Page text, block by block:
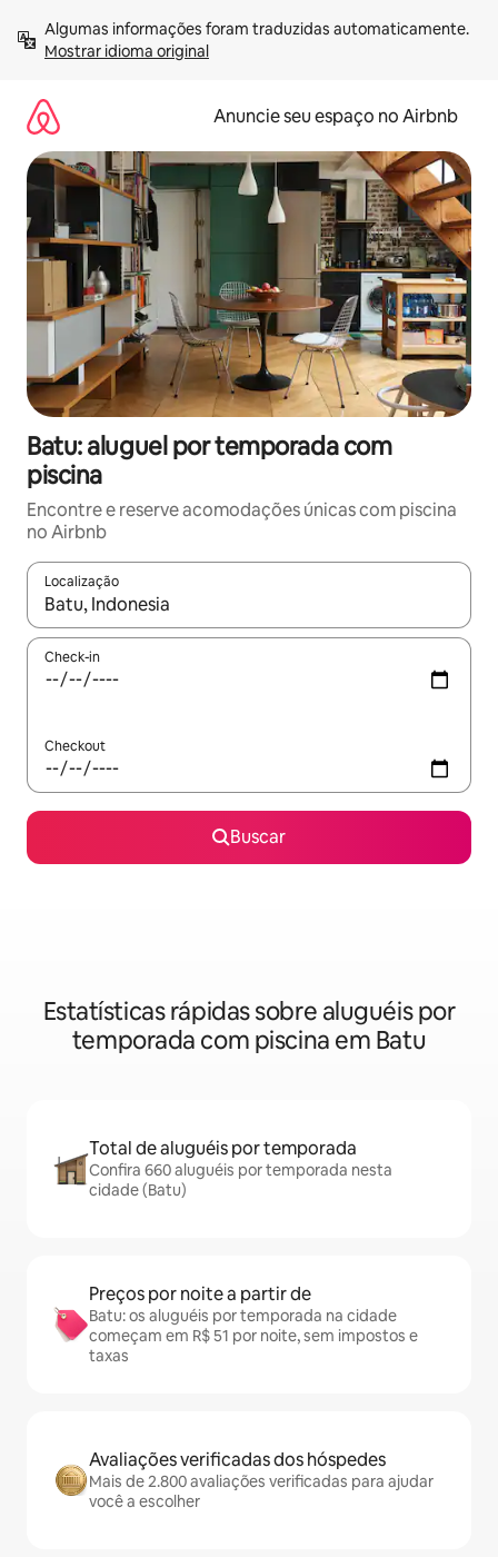
para
Mostrar idioma original
Anuncie seu espaço no Airbnb
Batu: aluguel por temporada com
piscina
Encontre e reserve acomodações únicas com piscina
no Airbnb
Localização
Quando os resultados estiverem disponíveis, explore-os
Check-in
Checkout
Buscar
Estatísticas rápidas sobre aluguéis por
temporada com piscina em Batu
Total de aluguéis por temporada
Confira 660 aluguéis por temporada nesta
cidade (Batu)
Preços por noite a partir de
Batu: os aluguéis por temporada na cidade
começam em R$ 51 por noite, sem impostos e
taxas
Avaliações verificadas dos hóspedes
Mais de 2.800 avaliações verificadas para ajudar
você a escolher